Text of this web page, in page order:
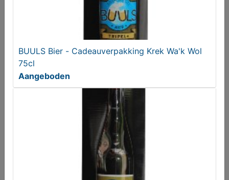
BUULS Bier - Cadeauverpakking Krek Wa'k Wol
75cl
Aangeboden